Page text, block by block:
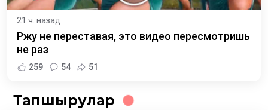
21 ч. назад
Ржу не переставая, это видео пересмотришь
не раз
259 54 51
Тапшырулар